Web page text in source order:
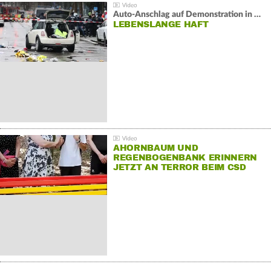
Auto-Anschlag auf Demonstration in München:
LEBENSLANGE HAFT
AHORNBAUM UND
REGENBOGENBANK ERINNERN
JETZT AN TERROR BEIM CSD